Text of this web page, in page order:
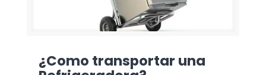
¿Como transportar una